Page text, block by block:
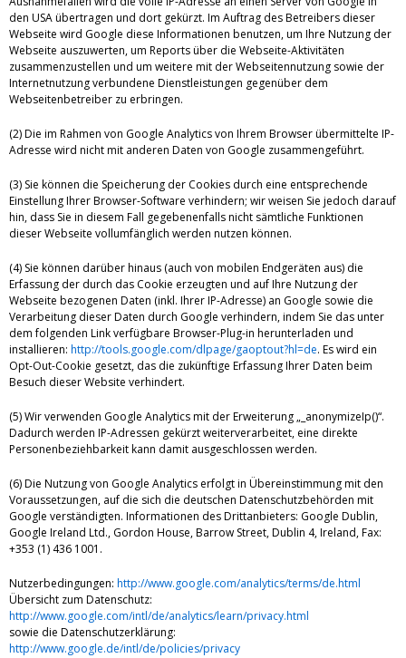
den USA übertragen und dort gekürzt. Im Auftrag des Betreibers dieser
Webseite wird Google diese Informationen benutzen, um Ihre Nutzung der
Webseite auszuwerten, um Reports über die Webseite-Aktivitäten
zusammenzustellen und um weitere mit der Webseitennutzung sowie der
Internetnutzung verbundene Dienstleistungen gegenüber dem
Webseitenbetreiber zu erbringen.
(2) Die im Rahmen von Google Analytics von Ihrem Browser übermittelte IP-
Adresse wird nicht mit anderen Daten von Google zusammengeführt.
(3) Sie können die Speicherung der Cookies durch eine entsprechende
Einstellung Ihrer Browser-Software verhindern; wir weisen Sie jedoch darauf
hin, dass Sie in diesem Fall gegebenenfalls nicht sämtliche Funktionen
dieser Webseite vollumfänglich werden nutzen können.
(4) Sie können darüber hinaus (auch von mobilen Endgeräten aus) die
Erfassung der durch das Cookie erzeugten und auf Ihre Nutzung der
Webseite bezogenen Daten (inkl. Ihrer IP-Adresse) an Google sowie die
Verarbeitung dieser Daten durch Google verhindern, indem Sie das unter
dem folgenden Link verfügbare Browser-Plug-in herunterladen und
installieren: http://tools.google.com/dlpage/gaoptout?hl=de. Es wird ein
Opt-Out-Cookie gesetzt, das die zukünftige Erfassung Ihrer Daten beim
Besuch dieser Website verhindert.
(5) Wir verwenden Google Analytics mit der Erweiterung „_anonymizeIp()“.
Dadurch werden IP-Adressen gekürzt weiterverarbeitet, eine direkte
Personenbeziehbarkeit kann damit ausgeschlossen werden.
(6) Die Nutzung von Google Analytics erfolgt in Übereinstimmung mit den
Voraussetzungen, auf die sich die deutschen Datenschutzbehörden mit
Google verständigten. Informationen des Drittanbieters: Google Dublin,
Google Ireland Ltd., Gordon House, Barrow Street, Dublin 4, Ireland, Fax:
+353 (1) 436 1001.
Nutzerbedingungen: http://www.google.com/analytics/terms/de.html
Übersicht zum Datenschutz:
http://www.google.com/intl/de/analytics/learn/privacy.html
sowie die Datenschutzerklärung:
http://www.google.de/intl/de/policies/privacy